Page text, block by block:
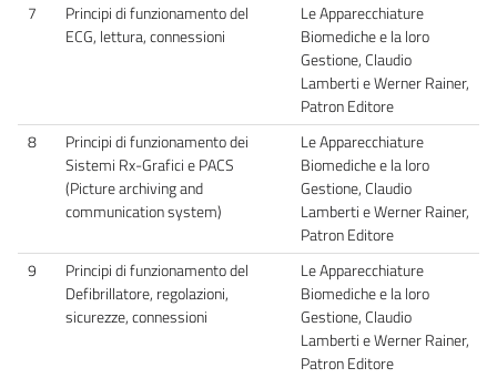
7
Principi di funzionamento del
ECG, lettura, connessioni
Le Apparecchiature
Biomediche e la loro
Gestione, Claudio
Lamberti e Werner Rainer,
Patron Editore
8
Principi di funzionamento dei
Sistemi Rx-Grafici e PACS
(Picture archiving and
communication system)
Le Apparecchiature
Biomediche e la loro
Gestione, Claudio
Lamberti e Werner Rainer,
Patron Editore
9
Principi di funzionamento del
Defibrillatore, regolazioni,
sicurezze, connessioni
Le Apparecchiature
Biomediche e la loro
Gestione, Claudio
Lamberti e Werner Rainer,
Patron Editore